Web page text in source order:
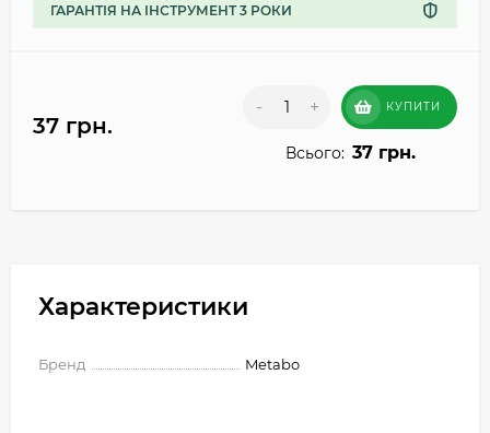
ГАРАНТІЯ НА ІНСТРУМЕНТ 3 РОКИ
37 грн.
- + КУПИТИ
Всього: 37 грн.
Характеристики
Бренд Metabo